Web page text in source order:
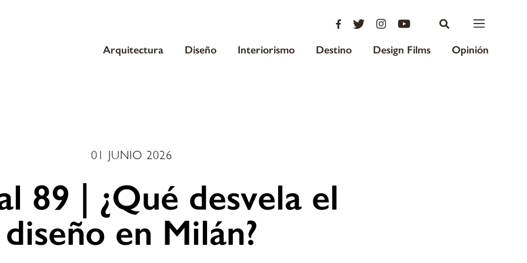
Arquitectura Diseño Interiorismo Destino Design Films Opinión
01 JUNIO 2026
89 | ¿Qué desvela el
diseño en Milán?